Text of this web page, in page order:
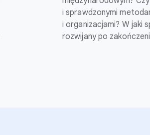
i sprawdzonymi
i organizacjami? W jaki
rozwijany po